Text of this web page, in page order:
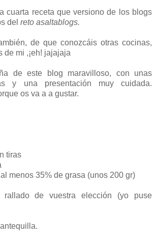
cuarta receta que versiono de los blogs
del reto asaltablogs.
de que conozcáis otras cocinas,
de mi ,¡eh! jajajaja
de este blog maravilloso, con unas
y una presentación muy cuidada.
os va a a gustar.
tiras
menos 35% de grasa (unos 200 gr)
de vuestra elección (yo puse